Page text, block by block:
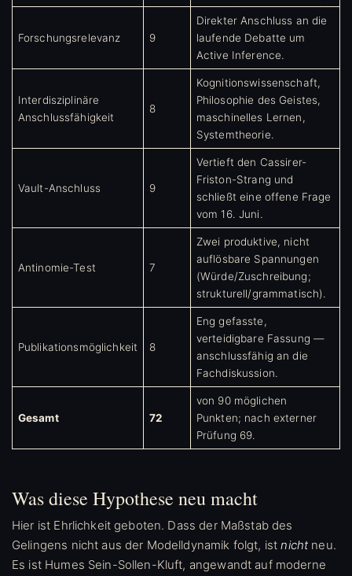
Forschungsrelevanz 9
Direkter Anschluss an die
laufende Debatte um
Active Inference.
Interdisziplinäre
Anschlussfähigkeit
8
Kognitionswissenschaft,
Philosophie des Geistes,
maschinelles Lernen,
Systemtheorie.
Vault-Anschluss 9
Vertieft den Cassirer-
Friston-Strang und
schließt eine offene Frage
vom 16. Juni.
Antinomie-Test 7
Zwei produktive, nicht
auflösbare Spannungen
(Würde/Zuschreibung;
strukturell/grammatisch).
Publikationsmöglichkeit 8
Eng gefasste,
verteidigbare Fassung —
anschlussfähig an die
Fachdiskussion.
Gesamt 72
von 90 möglichen
Punkten; nach externer
Prüfung 69.
Was diese Hypothese neu macht
Hier ist Ehrlichkeit geboten. Dass der Maßstab des
Gelingens nicht aus der Modelldynamik folgt, istnicht neu.
Es ist Humes Sein-Sollen-Kluft, angewandt auf moderne